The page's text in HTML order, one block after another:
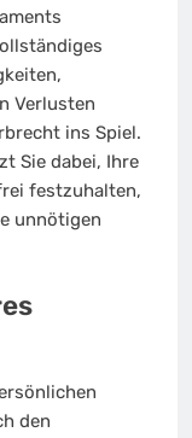
Verlusten
ins Spiel.
Sie dabei, Ihre
festzuhalten,
unnötigen
den